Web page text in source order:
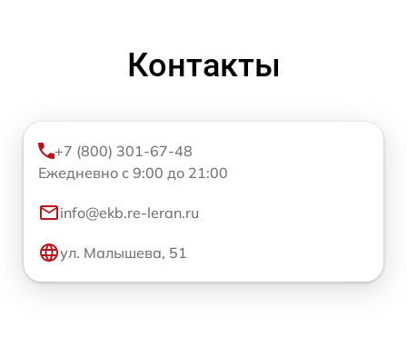
Контакты
+7 (800) 301-67-48
Ежедневно с 9:00 до 21:00
info@ekb.re-leran.ru
ул. Малышева, 51